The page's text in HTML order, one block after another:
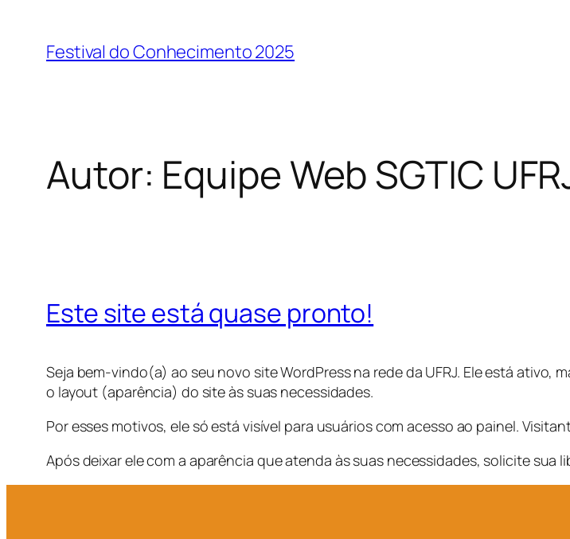
Festival do Conhecimento 2025
Autor: Equipe Web SGTIC
Este site está quase pronto!
Seja bem-vindo(a) ao seu novo site WordPress na rede da UFRJ. Ele está
o layout (aparência) do site às suas necessidades.
Por esses motivos, ele só está visível para usuários com acesso ao painel.
Após deixar ele com a aparência que atenda às suas necessidades, solicite